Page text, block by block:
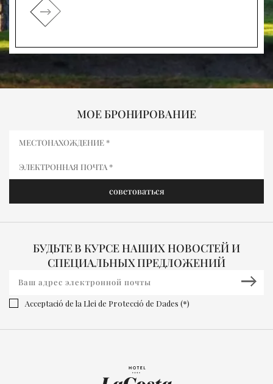
МОЕ БРОНИРОВАНИЕ
БУДЬТЕ В КУРСЕ НАШИХ НОВОСТЕЙ И
СПЕЦИАЛЬНЫХ ПРЕДЛОЖЕНИЙ
Acceptació de la Llei de Protecció de Dades (*)